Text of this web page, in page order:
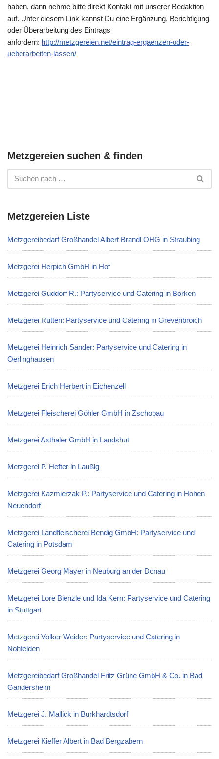
haben, dann nehme bitte direkt Kontakt mit unserer Redaktion
auf. Unter diesem Link kannst Du eine Ergänzung, Berichtigung
oder Überarbeitung des Eintrags
anfordern: http://metzgereien.net/eintrag-ergaenzen-oder-
ueberarbeiten-lassen/
Metzgereien suchen & finden
Metzgereien Liste
Metzgereibedarf Großhandel Albert Brandl OHG in Straubing
Metzgerei Herpich GmbH in Hof
Metzgerei Guddorf R.: Partyservice und Catering in Borken
Metzgerei Rütten: Partyservice und Catering in Grevenbroich
Metzgerei Heinrich Sander: Partyservice und Catering in
Oerlinghausen
Metzgerei Erich Herbert in Eichenzell
Metzgerei Fleischerei Göhler GmbH in Zschopau
Metzgerei Axthaler GmbH in Landshut
Metzgerei P. Hefter in Laußig
Metzgerei Kazmierzak P.: Partyservice und Catering in Hohen
Neuendorf
Metzgerei Landfleischerei Bendig GmbH: Partyservice und
Catering in Potsdam
Metzgerei Georg Mayer in Neuburg an der Donau
Metzgerei Lore Bienzle und Ida Kern: Partyservice und Catering
in Stuttgart
Metzgerei Volker Weider: Partyservice und Catering in
Nohfelden
Metzgereibedarf Großhandel Fritz Grüne GmbH & Co. in Bad
Gandersheim
Metzgerei J. Mallick in Burkhardtsdorf
Metzgerei Kieffer Albert in Bad Bergzabern